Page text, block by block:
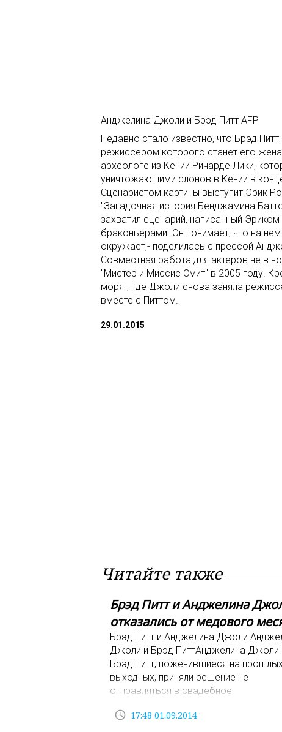
Анджелина Джоли и Брэд Питт AFP
Недавно стало известно, что Брэд
режиссером которого станет его
археологе из Кении Ричарде Лики,
уничтожающими слонов в Кении в
Сценаристом картины выступит Эрик
"Загадочная история Бенджамина
захватил сценарий, написанный
браконьерами. Он понимает, что на
окружает,- поделилась с прессой
Совместная работа для актеров не в
"Мистер и Миссис Смит" в 2005 году.
моря", где Джоли снова заняла
вместе с Питтом.
29.01.2015
Читайте также
Брэд Питт и Анджелина
отказались от медового
Брэд Питт и Анджелина Джоли
Джоли и Брэд ПиттАнджелина Джоли
Брэд Питт, поженившиеся на
выходных, приняли решение не
отправляться в свадебное
access_time 17:48 01.09.2014